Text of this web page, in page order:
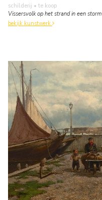
schilderij • te koop
Vissersvolk op het strand in een storm
bekijk kunstwerk